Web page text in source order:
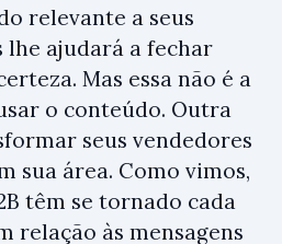
relevante a seus
ajudará a fechar
Mas essa não é a
o conteúdo. Outra
seus vendedores
sua área. Como vimos,
têm se tornado cada
relação às mensagens